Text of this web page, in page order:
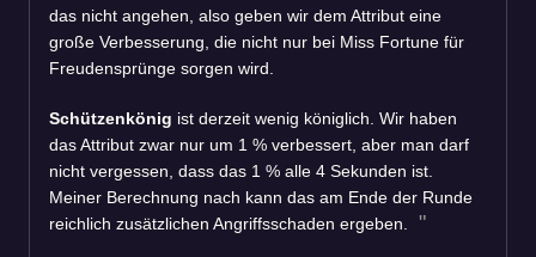
das nicht angehen, also geben wir dem Attribut eine
große Verbesserung, die nicht nur bei Miss Fortune für
Freudensprünge sorgen wird.
Schützenkönig ist derzeit wenig königlich. Wir haben
das Attribut zwar nur um 1 % verbessert, aber man darf
nicht vergessen, dass das 1 % alle 4 Sekunden ist.
Meiner Berechnung nach kann das am Ende der Runde
reichlich zusätzlichen Angriffsschaden ergeben.